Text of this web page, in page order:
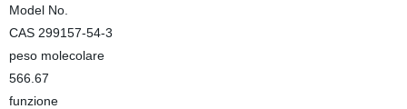
Model No.
CAS 299157-54-3
peso molecolare
566.67
funzione